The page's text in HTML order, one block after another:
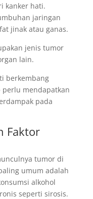
kanker hati.
jaringan
jinak atau ganas.
jenis tumor
lain.
berkembang
mendapatkan
pada
Faktor
tumor di
umum adalah
alkohol
seperti sirosis.